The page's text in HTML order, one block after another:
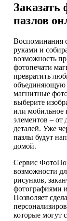
Заказать
пазлов
Воспоминания
руками и
возможность
фотопечати
превратить
объединяющую
магнитные
выберите
или мобильное
элементов –
деталей. Уже
пазлы будут
домой.
Сервис
возможности
рисунков,
фотографиями
Позволяет
которые могут